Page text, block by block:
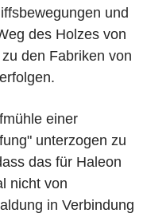
und
des Holzes von
den Fabriken von
einer
unterzogen zu
das für Haleon
nicht von
in Verbindung